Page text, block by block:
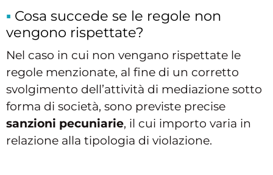
Cosa succede se le regole non
vengono rispettate?
Nel caso in cui non vengano rispettate le
regole menzionate, al fine di un corretto
svolgimento dell’attività di mediazione sotto
forma di società, sono previste precise
sanzioni pecuniarie, il cui importo varia in
relazione alla tipologia di violazione.